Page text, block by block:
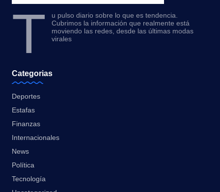
T
u pulso diario sobre lo que es tendencia.
Cubrimos la información que realmente está
moviendo las redes, desde las últimas modas
virales
Categorias
Deportes
Estafas
Finanzas
Internacionales
News
Política
Tecnología